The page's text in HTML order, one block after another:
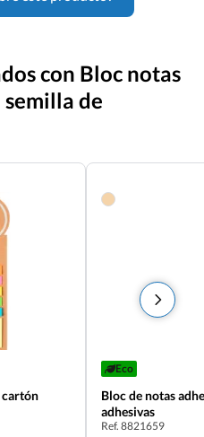
con Bloc notas
semilla de
cartón
Eco
Bloc de notas
adhesivas
Ref. 8821659